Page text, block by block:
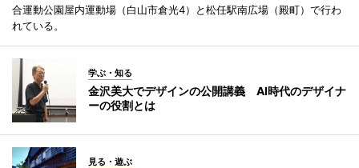
合運動公園屋内運動場（白山市倉光4）と松任駅南広場（殿町）で行わ
れている。
学ぶ・知る
金沢美大でデザインの公開講義 AI時代のデザイナ
ーの役割とは
見る・遊ぶ